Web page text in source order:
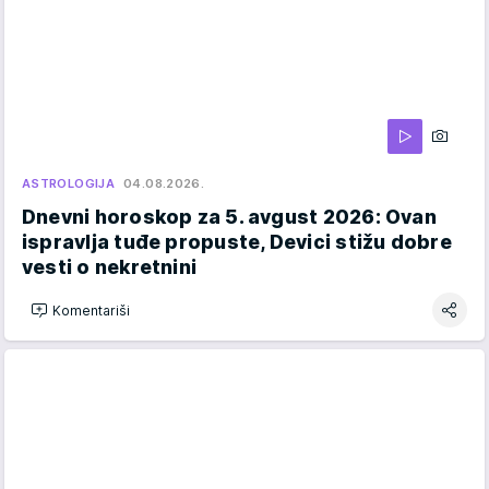
ASTROLOGIJA 04.08.2026.
Dnevni horoskop za 5. avgust 2026: Ovan
ispravlja tuđe propuste, Devici stižu dobre
vesti o nekretnini
Komentariši